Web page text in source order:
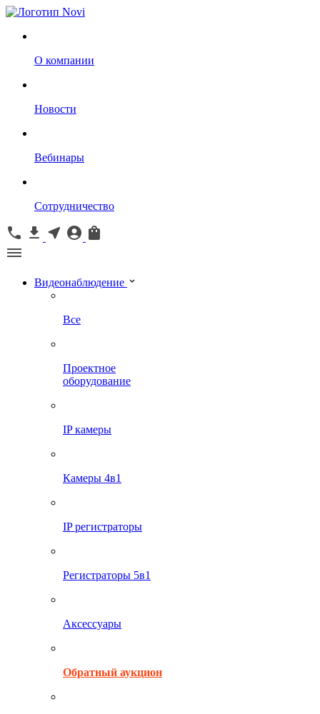
О компании
Новости
Вебинары
Сотрудничество
Видеонаблюдение
Все
Проектное
оборудование
IP камеры
Камеры 4в1
IP регистраторы
Регистраторы 5в1
Аксессуары
Обратный аукцион